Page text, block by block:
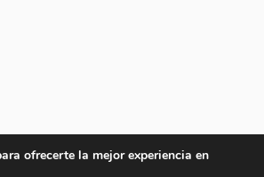
ofrecerte la mejor experiencia en